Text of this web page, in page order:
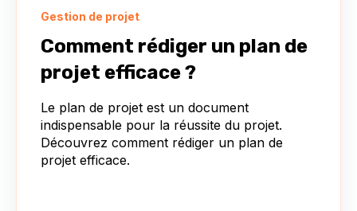
Gestion de projet
Comment rédiger un plan de
projet efficace ?
Le plan de projet est un document
indispensable pour la réussite du projet.
Découvrez comment rédiger un plan de
projet efficace.